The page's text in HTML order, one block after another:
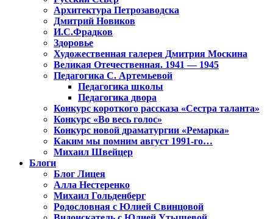
Архитектура Петрозаводска
Дмитрий Новиков
И.С.Фрадков
Здоровье
Художественная галерея Дмитрия Москина
Великая Отечественная. 1941 — 1945
Педагогика С. Артемьевой
Педагогика школы
Педагогика двора
Конкурс короткого рассказа «Сестра таланта»
Конкурс «Во весь голос»
Конкурс новой драматургии «Ремарка»
Каким мы помним август 1991-го…
Михаил Швейцер
Блоги
Блог Лицея
Алла Нестеренко
Михаил Гольденберг
Родословная с Юлией Свинцовой